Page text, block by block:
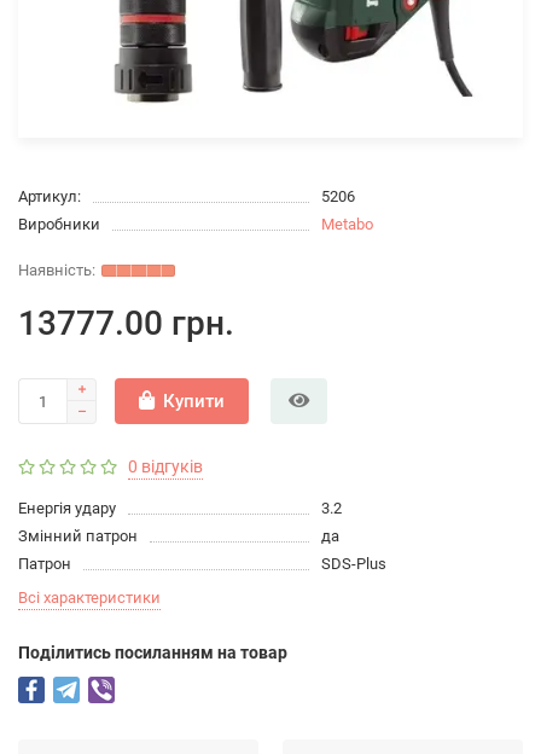
Артикул:
5206
Виробники
Metabo
13777.00 грн.
Купити
0 відгуків
Енергія удару
3.2
Змінний патрон
да
Патрон
SDS-Plus
Всі характеристики
Подiлитись посиланням на товар